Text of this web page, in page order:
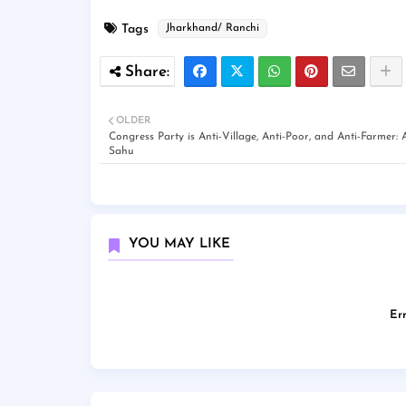
Tags Jharkhand/ Ranchi
OLDER
Congress Party is Anti-Village, Anti-Poor, and Anti-Farmer:
Sahu
YOU MAY LIKE